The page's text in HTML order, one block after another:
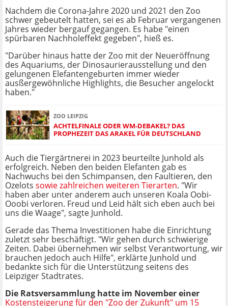
Nachdem die Corona-Jahre 2020 und 2021 den Zoo
schwer gebeutelt hatten, sei es ab Februar vergangenen
Jahres wieder bergauf gegangen. Es habe "einen
spürbaren Nachholeffekt gegeben", hieß es.
"Darüber hinaus hatte der Zoo mit der Neueröffnung
des Aquariums, der Dinosaurierausstellung und den
gelungenen Elefantengeburten immer wieder
ausßergewöhnliche Highlights, die Besucher angelockt
haben."
ZOO LEIPZIG
ACHTELFINALE ODER WM-DEBAKEL? DAS
PROPHEZEIT DAS ARAKEL FÜR DEUTSCHLAND
Auch die Tiergärtnerei in 2023 beurteilte Junhold als
erfolgreich. Neben den beiden Elefanten gab es
Nachwuchs bei den Schimpansen, den Faultieren, den
Ozelots sowie zahlreichen weiteren Tierarten. "Wir
haben aber unter anderem auch unseren Koala Oobi-
Ooobi verloren. Freud und Leid hält sich eben auch bei
uns die Waage", sagte Junhold.
Gerade das Thema Investitionen habe die Einrichtung
zuletzt sehr beschäftigt. "Wir gehen durch schwierige
Zeiten. Dabei übernehmen wir selbst Verantwortung, wir
brauchen jedoch auch Hilfe", erklärte Junhold und
bedankte sich für die Unterstützung seitens des
Leipziger Stadtrates.
Die Ratsversammlung hatte im November einer
Kostensteigerung für den "Zoo der Zukunft" um 15